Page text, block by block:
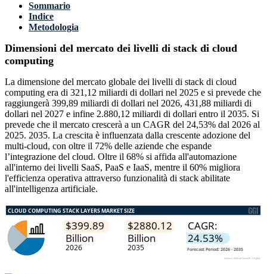
Sommario
Indice
Metodologia
Dimensioni del mercato dei livelli di stack di cloud
computing
La dimensione del mercato globale dei livelli di stack di cloud
computing era di 321,12 miliardi di dollari nel 2025 e si prevede che
raggiungerà 399,89 miliardi di dollari nel 2026, 431,88 miliardi di
dollari nel 2027 e infine 2.880,12 miliardi di dollari entro il 2035. Si
prevede che il mercato crescerà a un CAGR del 24,53% dal 2026 al
2025. 2035. La crescita è influenzata dalla crescente adozione del
multi-cloud, con oltre il 72% delle aziende che espande
l’integrazione del cloud. Oltre il 68% si affida all'automazione
all'interno dei livelli SaaS, PaaS e IaaS, mentre il 60% migliora
l'efficienza operativa attraverso funzionalità di stack abilitate
all'intelligenza artificiale.